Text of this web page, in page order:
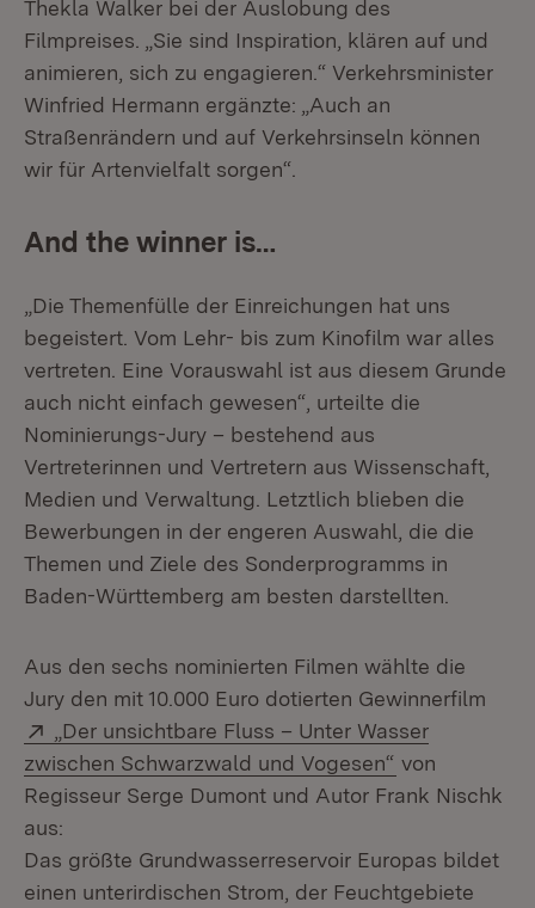
Thekla Walker bei der Auslobung des
Filmpreises. „Sie sind Inspiration, klären auf und
animieren, sich zu engagieren.“ Verkehrsminister
Winfried Hermann ergänzte: „Auch an
Straßenrändern und auf Verkehrsinseln können
wir für Artenvielfalt sorgen“.
And the winner is…
„Die Themenfülle der Einreichungen hat uns
begeistert. Vom Lehr- bis zum Kinofilm war alles
vertreten. Eine Vorauswahl ist aus diesem Grunde
auch nicht einfach gewesen“, urteilte die
Nominierungs-Jury – bestehend aus
Vertreterinnen und Vertretern aus Wissenschaft,
Medien und Verwaltung. Letztlich blieben die
Bewerbungen in der engeren Auswahl, die die
Themen und Ziele des Sonderprogramms in
Baden-Württemberg am besten darstellten.
Aus den sechs nominierten Filmen wählte die
Jury den mit 10.000 Euro dotierten Gewinnerfilm
Extern:
„Der unsichtbare Fluss – Unter Wasser
zwischen Schwarzwald und Vogesen“ (Öffnet in
von
Regisseur Serge Dumont und Autor Frank Nischk
aus:
Das größte Grundwasserreservoir Europas bildet
einen unterirdischen Strom, der Feuchtgebiete